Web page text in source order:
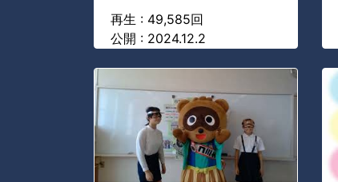
再生 : 49,585回
公開 : 2024.12.2